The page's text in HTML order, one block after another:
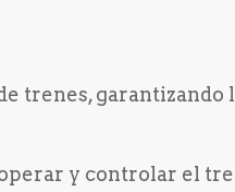
trenes, garantizando
y controlar el